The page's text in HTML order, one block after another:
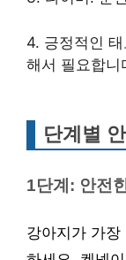
4. 긍정적인
해서 필요합니
단계별
1단계: 안전
강아지가 가장